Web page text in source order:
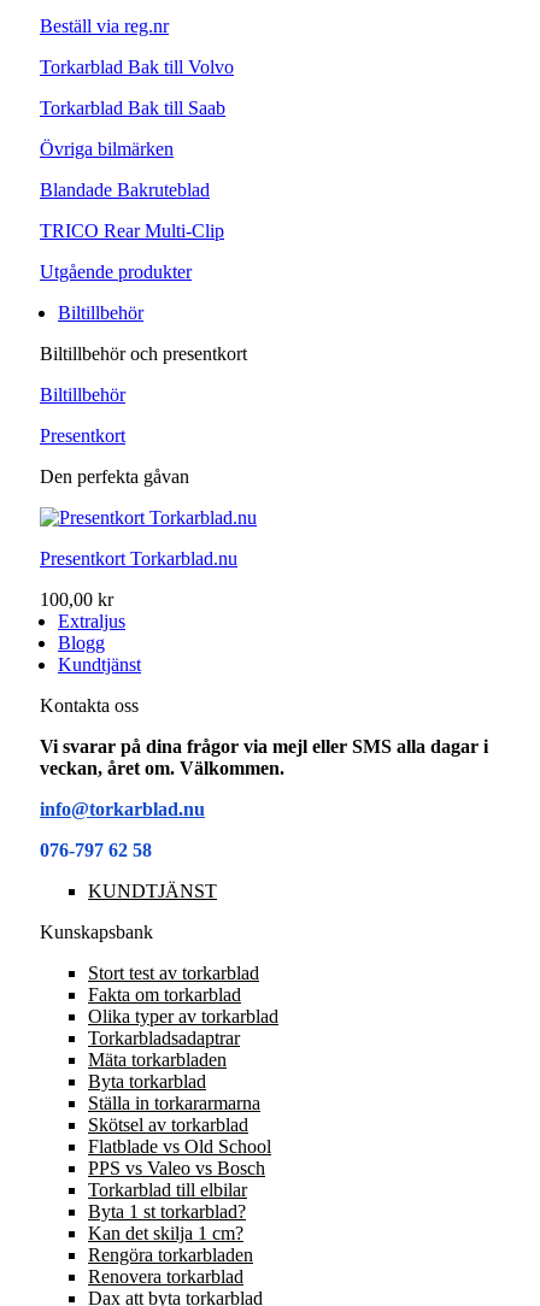
Beställ via reg.nr
Torkarblad Bak till Volvo
Torkarblad Bak till Saab
Övriga bilmärken
Blandade Bakruteblad
TRICO Rear Multi-Clip
Utgående produkter
Biltillbehör
Biltillbehör och presentkort
Biltillbehör
Presentkort
Den perfekta gåvan
Presentkort Torkarblad.nu
100,00 kr
Extraljus
Blogg
Kundtjänst
Kontakta oss
Vi svarar på dina frågor via mejl eller SMS alla dagar i
veckan, året om. Välkommen.
info@torkarblad.nu
076-797 62 58
KUNDTJÄNST
Kunskapsbank
Stort test av torkarblad
Fakta om torkarblad
Olika typer av torkarblad
Torkarbladsadaptrar
Mäta torkarbladen
Byta torkarblad
Ställa in torkararmarna
Skötsel av torkarblad
Flatblade vs Old School
PPS vs Valeo vs Bosch
Torkarblad till elbilar
Byta 1 st torkarblad?
Kan det skilja 1 cm?
Rengöra torkarbladen
Renovera torkarblad
Dax att byta torkarblad